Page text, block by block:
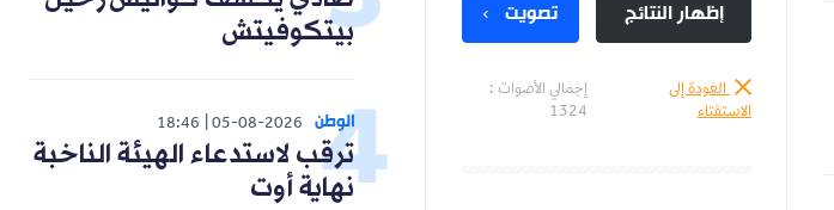
إظهار النتائج تصويت
العودة إلى
الاستفتاء
إجمالي الأصوات :
1324
بيتكوفيتش
الوطن 05-08-2026
18:46
ترقب لاستدعاء الهيئة الناخبة
نهاية أوت